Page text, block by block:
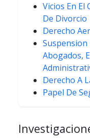
Vicios En El
De Divorcio
Derecho
Suspension
Abogados,
Derecho A
Papel De